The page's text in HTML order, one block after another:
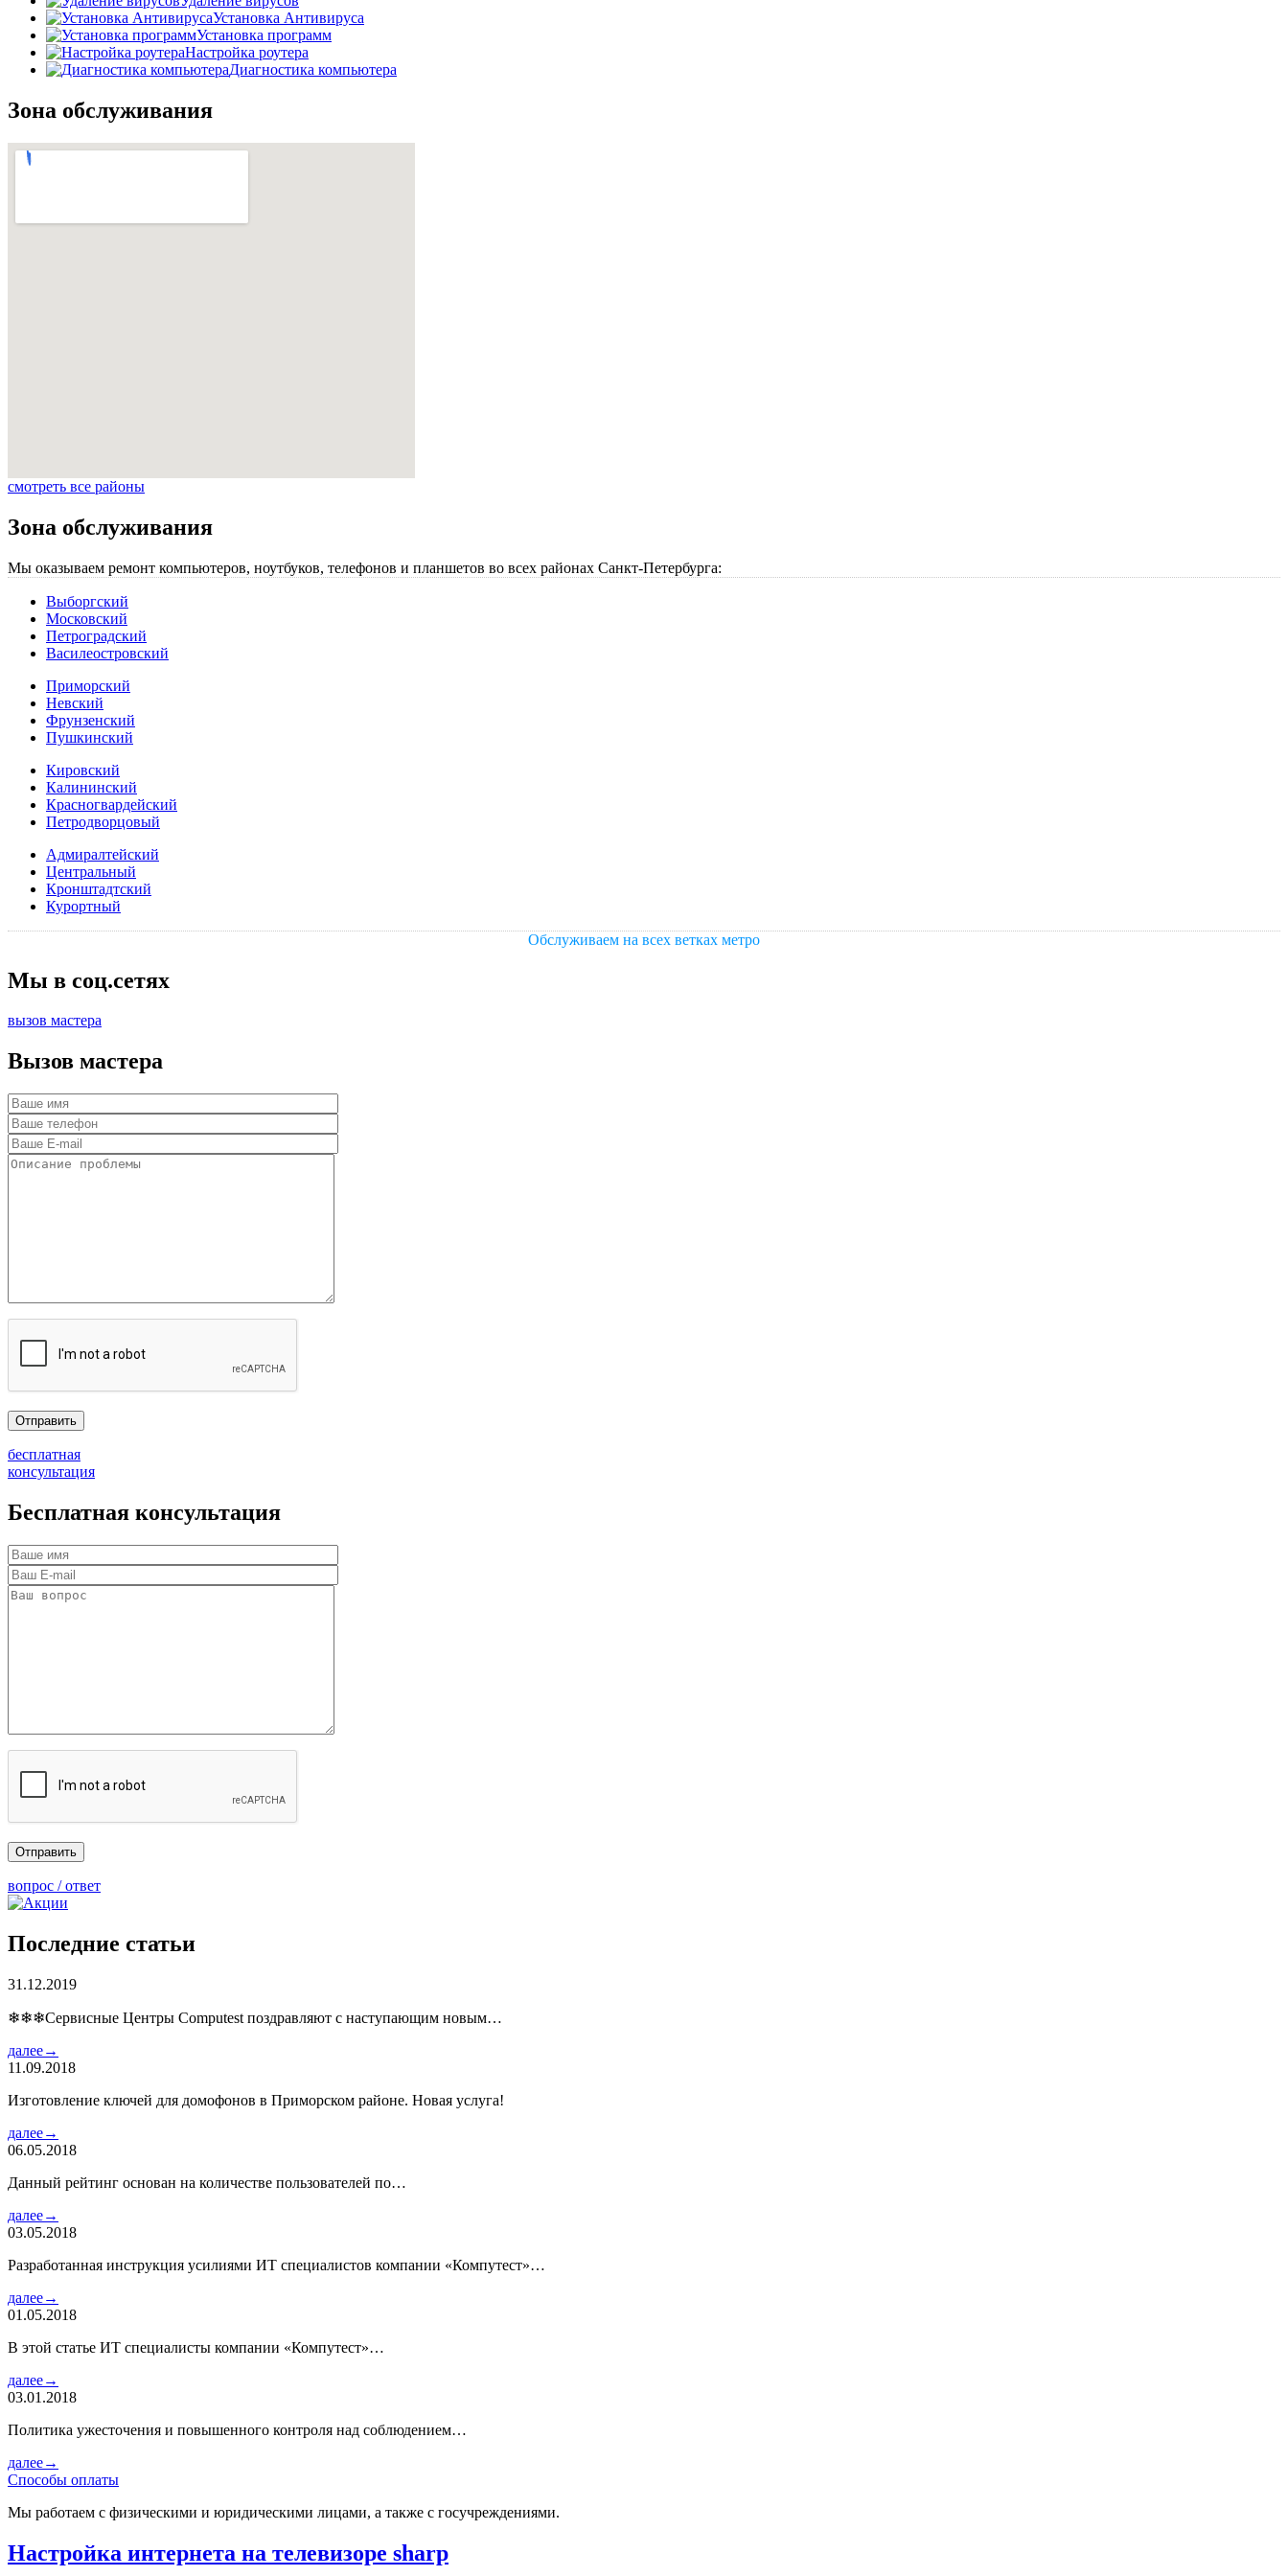
Установка Антивируса
Установка программ
Настройка роутера
Диагностика компьютера
Зона обслуживания
смотреть все районы
Зона обслуживания
Мы оказываем ремонт компьютеров, ноутбуков, телефонов и планшетов во всех районах Санкт-Петербурга:
Выборгский
Московский
Петроградский
Василеостровский
Приморский
Невский
Фрунзенский
Пушкинский
Кировский
Калининский
Красногвардейский
Петродворцовый
Адмиралтейский
Центральный
Кронштадтский
Курортный
Обслуживаем на всех ветках метро
Мы в соц.сетях
вызов мастера
Вызов мастера
бесплатная
консультация
Бесплатная консультация
вопрос / ответ
Последние статьи
31.12.2019
❄❄❄Сервисные Центры Computest поздравляют с наступающим новым…
далее→
11.09.2018
Изготовление ключей для домофонов в Приморском районе. Новая услуга!
далее→
06.05.2018
Данный рейтинг основан на количестве пользователей по…
далее→
03.05.2018
Разработанная инструкция усилиями ИТ специалистов компании «Компутест»…
далее→
01.05.2018
В этой статье ИТ специалисты компании «Компутест»…
далее→
03.01.2018
Политика ужесточения и повышенного контроля над соблюдением…
далее→
Способы оплаты
Мы работаем с физическими и юридическими лицами, а также с госучреждениями.
Настройка интернета на телевизоре sharp